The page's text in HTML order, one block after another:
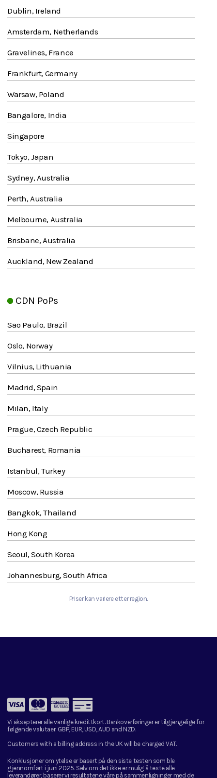
Dublin, Ireland
Amsterdam, Netherlands
Gravelines, France
Frankfurt, Germany
Warsaw, Poland
Bangalore, India
Singapore
Tokyo, Japan
Sydney, Australia
Perth, Australia
Melbourne, Australia
Brisbane, Australia
Auckland, New Zealand
CDN PoPs
Sao Paulo, Brazil
Oslo, Norway
Vilnius, Lithuania
Madrid, Spain
Milan, Italy
Prague, Czech Republic
Bucharest, Romania
Istanbul, Turkey
Moscow, Russia
Bangkok, Thailand
Hong Kong
Seoul, South Korea
Johannesburg, South Africa
Priser kan variere etter region.
Vi aksepterer alle vanlige kredittkort. Bankoverføringer er tilgjengelige for
følgende valutaer: GBP, EUR, USD, AUD and NZD.
Customers with a billing address in the UK will be charged VAT.
Konklusjoner om ytelse er basert på den siste testen som ble
gjennomført i juni 2025. Selv om det ikke er mulig å teste alle
leverandører, baserer vi resultatene våre på sammenligninger med de